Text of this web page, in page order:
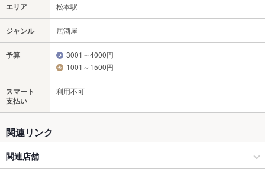
エリア 松本駅
ジャンル 居酒屋
予算
3001～4000円
1001～1500円
スマート
支払い
利用不可
関連リンク
関連店舗